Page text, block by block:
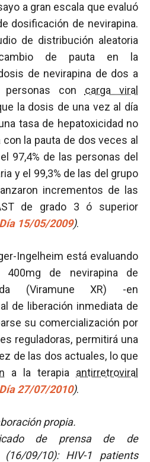
a gran escala que evaluó
dosificación de nevirapina.
de distribución aleatoria
de pauta en la
de nevirapina de dos a
con carga viral
la dosis de una vez al día
tasa de hepatoxicidad no
la pauta de dos veces al
97,4% de las personas del
y el 99,3% de las del grupo
incrementos de las
de grado 3 ó superior
15/05/2009).
Ingelheim está evaluando
400mg de nevirapina de
(Viramune XR) -en
de liberación inmediata de
su comercialización por
reguladoras, permitirá una
de las dos actuales, lo que
a la terapia antirretroviral
27/07/2010).
propia.
de prensa de de
(16/09/10): HIV-1 patients